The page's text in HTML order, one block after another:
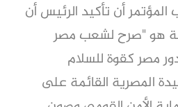
أن تأكيد الرئيس أن
هو "صرح لشعب مصر
مصر كقوة للسلام
المصرية القائمة على